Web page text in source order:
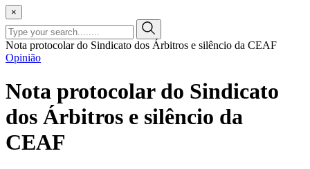
×
Nota protocolar do Sindicato dos Árbitros e silêncio da CEAF
Opinião
Nota protocolar do Sindicato
dos Árbitros e silêncio da
CEAF